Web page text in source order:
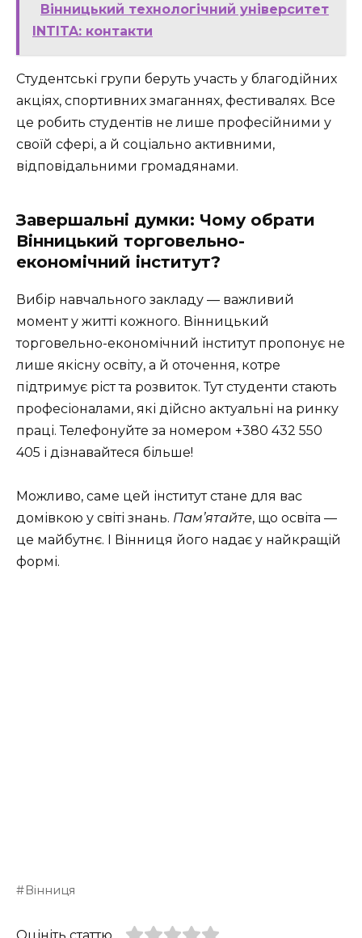
Вінницький технологічний університет
INTITA: контакти
Студентські групи беруть участь у благодійних
акціях, спортивних змаганнях, фестивалях. Все
це робить студентів не лише професійними у
своїй сфері, а й соціально активними,
відповідальними громадянами.
Завершальні думки: Чому обрати
Вінницький торговельно-
економічний інститут?
Вибір навчального закладу — важливий
момент у житті кожного. Вінницький
торговельно-економічний інститут пропонує не
лише якісну освіту, а й оточення, котре
підтримує ріст та розвиток. Тут студенти стають
професіоналами, які дійсно актуальні на ринку
праці. Телефонуйте за номером +380 432 550
405 і дізнавайтеся більше!
Можливо, саме цей інститут стане для вас
домівкою у світі знань. Пам’ятайте, що освіта —
це майбутнє. І Вінниця його надає у найкращій
формі.
Вінниця